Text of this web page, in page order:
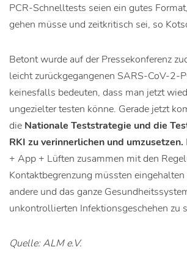
PCR-Schnelltests seien ein gutes
gehen müsse und zeitkritisch sei, so
Betont wurde auf der Pressekonferenz
leicht zurückgegangenen SARS-CoV-2-
keinesfalls bedeuten, dass man jetzt
ungezielter testen könne. Gerade jetzt
die Nationale Teststrategie und die
RKI zu verinnerlichen und umzusetzen.
+ App + Lüften zusammen mit den
Kontaktbegrenzung müssten
andere und das ganze
unkontrollierten Infektionsgeschehen zu
Quelle: ALM e.V.